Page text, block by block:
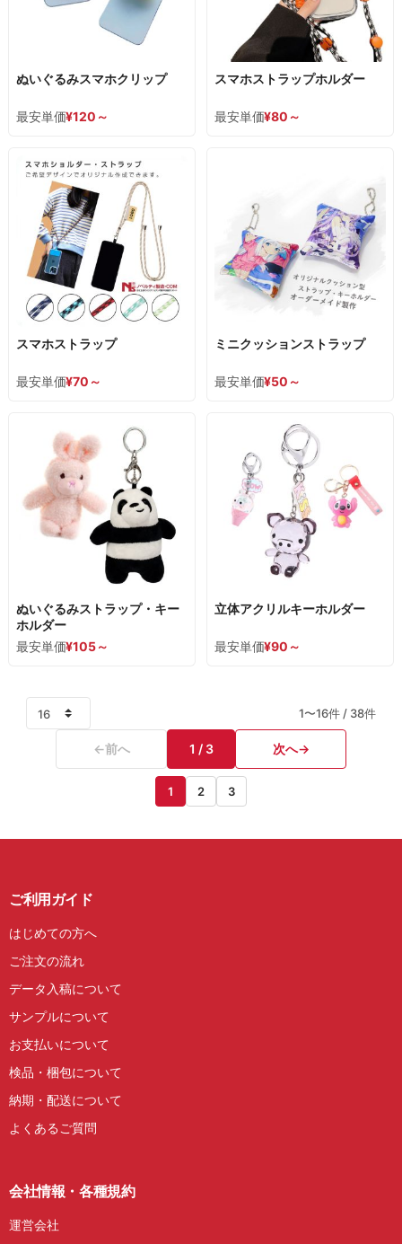
最安単価¥120 ～
ぬいぐるみスマホクリップ
最安単価¥80 ～
スマホストラップホルダー
最安単価¥70 ～
スマホストラップ
最安単価¥50 ～
ミニクッションストラップ
最安単価¥105～
ぬいぐるみストラップ・キー
ホルダー
最安単価¥90 ～
立体アクリルキーホルダー
1〜16件 / 38件
←前へ 1 / 3 次へ→
1 2 3
ご利用ガイド
はじめての方へ
ご注文の流れ
データ入稿について
サンプルについて
お支払いについて
検品・梱包について
納期・配送について
よくあるご質問
会社情報・各種規約
運営会社